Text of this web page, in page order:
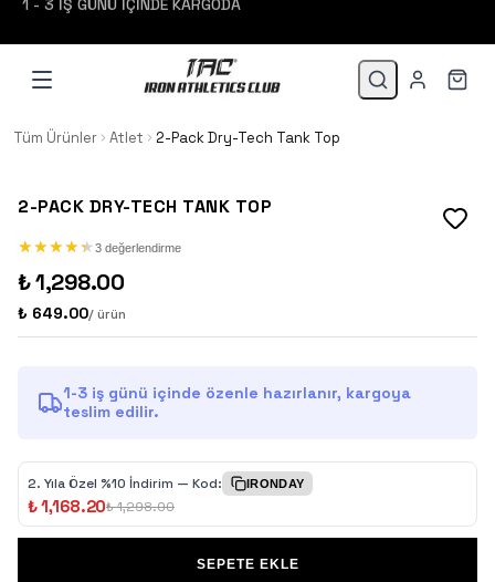
Tüm Ürünler Atlet 2-Pack Dry-Tech Tank Top
2-PACK DRY-TECH TANK TOP
★
★★
★★
★★
★★
★ 3 değerlendirme
₺ 1,298.00
₺ 649.00/ ürün
1-3 iş günü içinde özenle hazırlanır, kargoya
teslim edilir.
2.⁠ ⁠Yıla Özel %10 İndirim — Kod: IRONDAY
₺ 1,168.20₺ 1,298.00
SEPETE EKLE